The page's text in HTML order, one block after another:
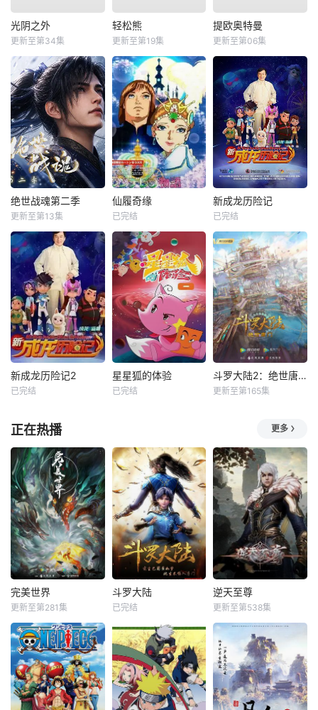
光阴之外
更新至第34集
轻松熊
更新至第19集
提欧奥特曼
更新至第06集
绝世战魂第二季
更新至第13集
仙履奇缘
已完结
新成龙历险记
已完结
新成龙历险记2
已完结
星星狐的体验
已完结
斗罗大陆2：绝世唐门
更新至第165集
正在热播 更多
完美世界
更新至第281集
斗罗大陆
已完结
逆天至尊
更新至第538集